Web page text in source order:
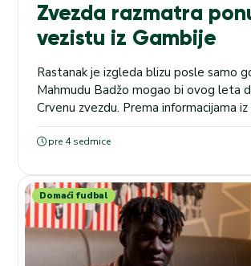
Zvezda razmatra
vezistu iz Gambije
Rastanak je izgleda blizu posle samo
Mahmudu Badžo mogao bi ovog leta
Crvenu zvezdu. Prema informacijama iz
reprezentativca Gambije ozbiljno je
Rize, koji je već uspostavio kontakt sa
nije uspeo da se izbori za značajniju
prve sezone na „Marakani“. Prvo kod...
pre 4 sedmice
Domaći fudbal